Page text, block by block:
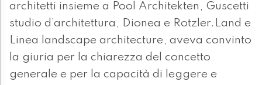
architetti insieme a Pool Architekten, Guscetti
studio d’architettura, Dionea e Rotzler.Land e
Linea landscape architecture, aveva convinto
la giuria per la chiarezza del concetto
generale e per la capacità di leggere e